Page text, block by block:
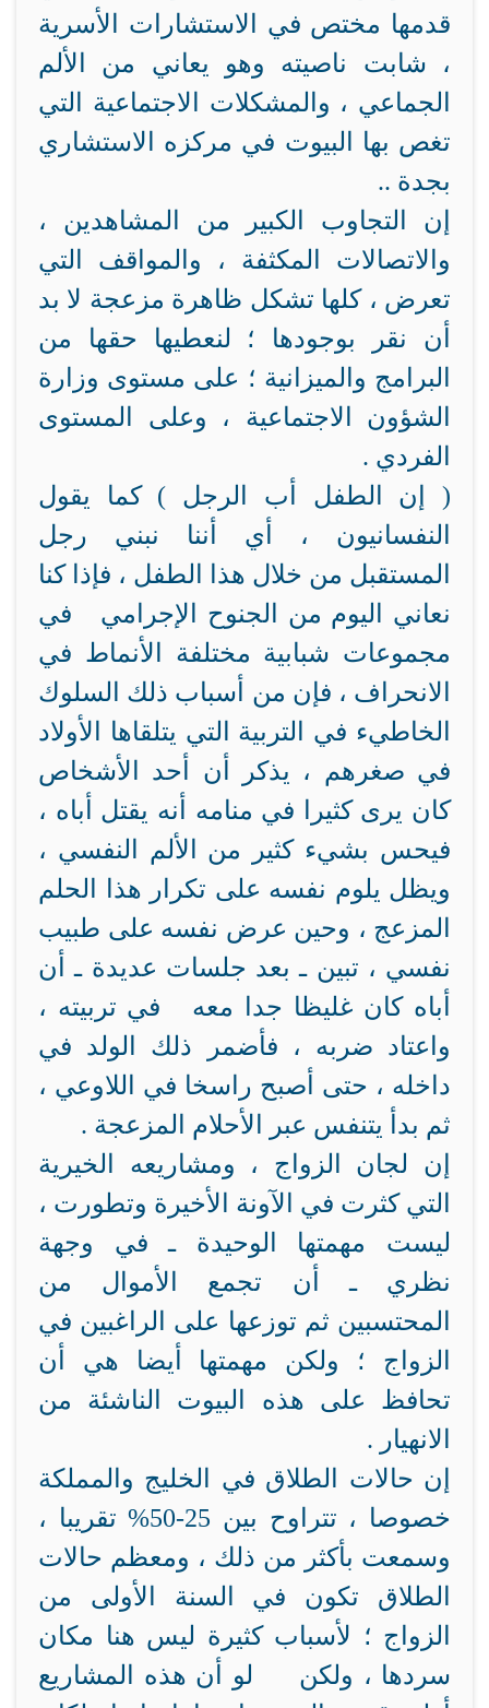
قدمها مختص في الاستشارات الأسرية
، شابت ناصيته وهو يعاني من الألم
الجماعي ، والمشكلات الاجتماعية التي
تغص بها البيوت في مركزه الاستشاري
بجدة ..
إن التجاوب الكبير من المشاهدين ،
والاتصالات المكثفة ، والمواقف التي
تعرض ، كلها تشكل ظاهرة مزعجة لا بد
أن نقر بوجودها ؛ لنعطيها حقها من
البرامج والميزانية ؛ على مستوى وزارة
الشؤون الاجتماعية ، وعلى المستوى
الفردي .
( إن الطفل أب الرجل ) كما يقول
النفسانيون ، أي أننا نبني رجل
المستقبل من خلال هذا الطفل ، فإذا كنا
نعاني اليوم من الجنوح الإجرامي في
مجموعات شبابية مختلفة الأنماط في
الانحراف ، فإن من أسباب ذلك السلوك
الخاطيء في التربية التي يتلقاها الأولاد
في صغرهم ، يذكر أن أحد الأشخاص
كان يرى كثيرا في منامه أنه يقتل أباه ،
فيحس بشيء كثير من الألم النفسي ،
ويظل يلوم نفسه على تكرار هذا الحلم
المزعج ، وحين عرض نفسه على طبيب
نفسي ، تبين ـ بعد جلسات عديدة ـ أن
أباه كان غليظا جدا معه في تربيته ،
واعتاد ضربه ، فأضمر ذلك الولد في
داخله ، حتى أصبح راسخا في اللاوعي ،
ثم بدأ يتنفس عبر الأحلام المزعجة .
إن لجان الزواج ، ومشاريعه الخيرية
التي كثرت في الآونة الأخيرة وتطورت ،
ليست مهمتها الوحيدة ـ في وجهة
نظري ـ أن تجمع الأموال من
المحتسبين ثم توزعها على الراغبين في
الزواج ؛ ولكن مهمتها أيضا هي أن
تحافظ على هذه البيوت الناشئة من
الانهيار .
إن حالات الطلاق في الخليج والمملكة
خصوصا ، تتراوح بين 25-50% تقريبا ،
وسمعت بأكثر من ذلك ، ومعظم حالات
الطلاق تكون في السنة الأولى من
الزواج ؛ لأسباب كثيرة ليس هنا مكان
سردها ، ولكن لو أن هذه المشاريع